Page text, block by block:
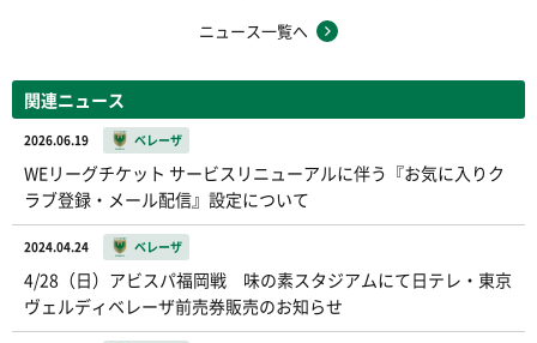
ニュース一覧へ
関連ニュース
2026.06.19 ベレーザ
WEリーグチケット サービスリニューアルに伴う『お気に入りク
ラブ登録・メール配信』設定について
2024.04.24 ベレーザ
4/28（日）アビスパ福岡戦 味の素スタジアムにて日テレ・東京
ヴェルディベレーザ前売券販売のお知らせ